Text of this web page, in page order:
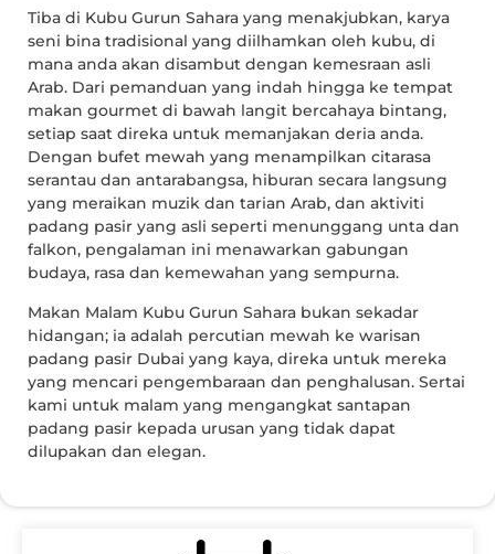
Tiba di Kubu Gurun Sahara yang menakjubkan, karya
seni bina tradisional yang diilhamkan oleh kubu, di
mana anda akan disambut dengan kemesraan asli
Arab. Dari pemanduan yang indah hingga ke tempat
makan gourmet di bawah langit bercahaya bintang,
setiap saat direka untuk memanjakan deria anda.
Dengan bufet mewah yang menampilkan citarasa
serantau dan antarabangsa, hiburan secara langsung
yang meraikan muzik dan tarian Arab, dan aktiviti
padang pasir yang asli seperti menunggang unta dan
falkon, pengalaman ini menawarkan gabungan
budaya, rasa dan kemewahan yang sempurna.
Makan Malam Kubu Gurun Sahara bukan sekadar
hidangan; ia adalah percutian mewah ke warisan
padang pasir Dubai yang kaya, direka untuk mereka
yang mencari pengembaraan dan penghalusan. Sertai
kami untuk malam yang mengangkat santapan
padang pasir kepada urusan yang tidak dapat
dilupakan dan elegan.